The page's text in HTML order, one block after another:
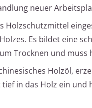
neuer
Holzschutzmittel
Es bildet eine
Trocknen und
Holzöl,
tief in das Holz ein